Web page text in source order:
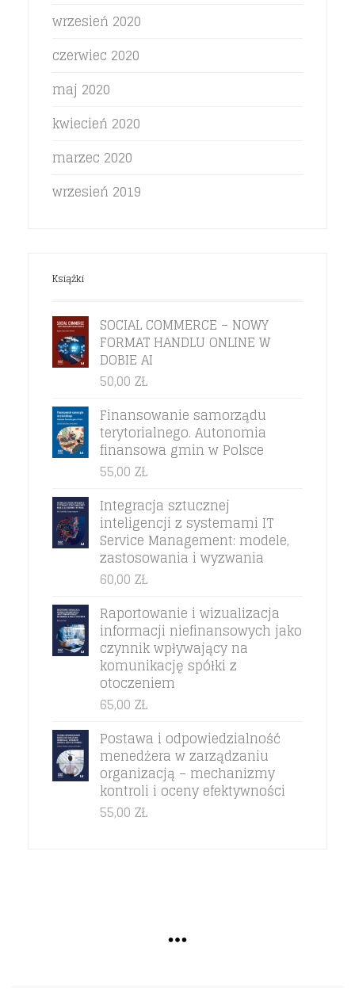
wrzesień 2020
czerwiec 2020
maj 2020
kwiecień 2020
marzec 2020
wrzesień 2019
Książki
SOCIAL COMMERCE – NOWY
FORMAT HANDLU ONLINE W
DOBIE AI
50,00 ZŁ
Finansowanie samorządu
terytorialnego. Autonomia
finansowa gmin w Polsce
55,00 ZŁ
Integracja sztucznej
inteligencji z systemami IT
Service Management: modele,
zastosowania i wyzwania
60,00 ZŁ
Raportowanie i wizualizacja
informacji niefinansowych jako
czynnik wpływający na
komunikację spółki z
otoczeniem
65,00 ZŁ
Postawa i odpowiedzialność
menedżera w zarządzaniu
organizacją – mechanizmy
kontroli i oceny efektywności
55,00 ZŁ